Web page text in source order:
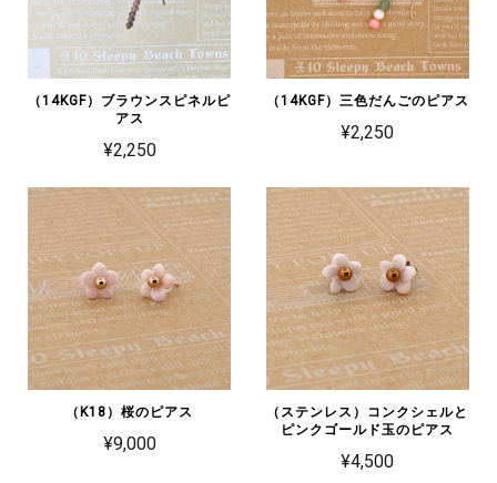
（14KGF）ブラウンスピネルピ
アス
¥2,250
（14KGF）三色だんごのピアス
¥2,250
（K18）桜のピアス
¥9,000
（ステンレス）コンクシェルと
ピンクゴールド玉のピアス
¥4,500